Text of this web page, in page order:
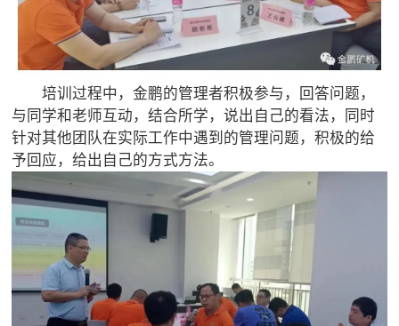
培训过程中，金鹏的管理者积极参与，回答问题，
与同学和老师互动，结合所学，说出自己的看法，同时
针对其他团队在实际工作中遇到的管理问题，积极的给
予回应，给出自己的方式方法。